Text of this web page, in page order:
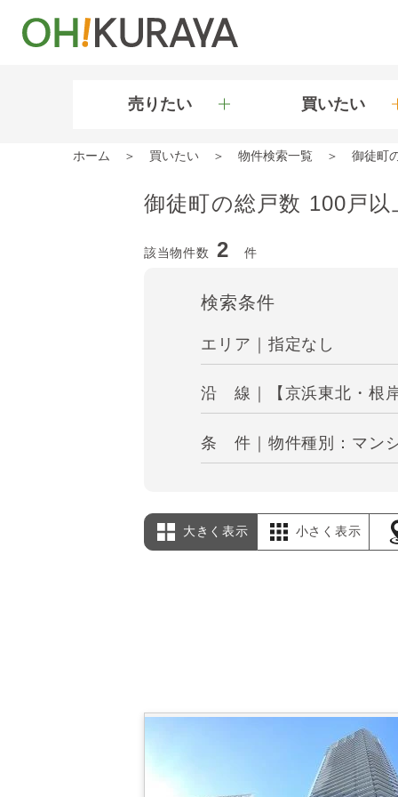
売りたい 買いたい
ホーム 買いたい 物件検索一覧 御徒町
御徒町の総戸数 100戸以
該当物件数 2 件
検索条件
エリア｜指定なし
沿 線｜【京浜東北・根
条 件｜物件種別：マン
大きく表示 小さく表示